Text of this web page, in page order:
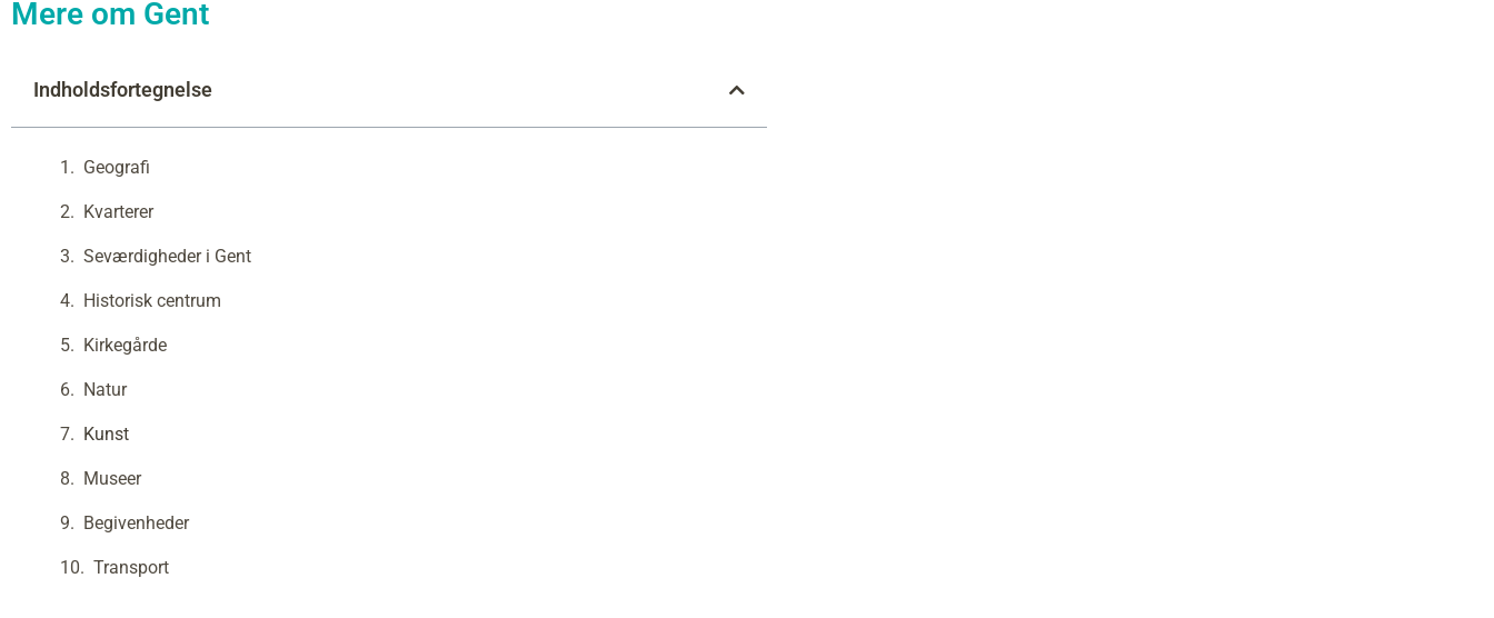
Mere om Gent
Indholdsfortegnelse
Geografi
Kvarterer
Seværdigheder i Gent
Historisk centrum
Kirkegårde
Natur
Kunst
Museer
Begivenheder
Transport